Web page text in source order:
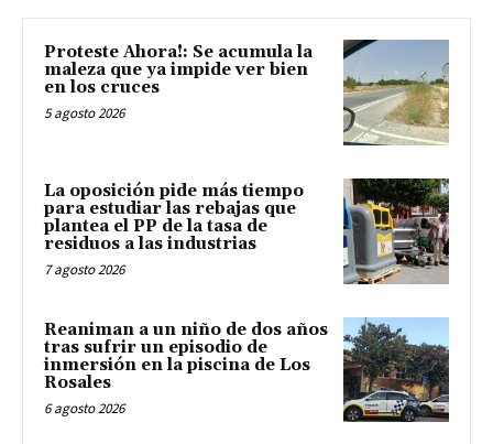
Proteste Ahora!: Se acumula la
maleza que ya impide ver bien
en los cruces
5 agosto 2026
La oposición pide más tiempo
para estudiar las rebajas que
plantea el PP de la tasa de
residuos a las industrias
7 agosto 2026
Reaniman a un niño de dos años
tras sufrir un episodio de
inmersión en la piscina de Los
Rosales
6 agosto 2026